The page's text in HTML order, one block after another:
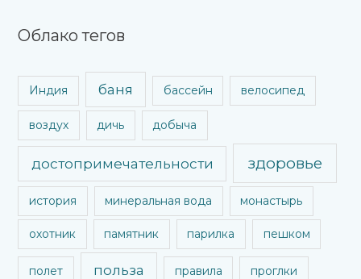
Облако тегов
Индия баня бассейн велосипед
воздух дичь добыча
достопримечательности здоровье
история минеральная вода монастырь
охотник памятник парилка пешком
полет польза правила проглки